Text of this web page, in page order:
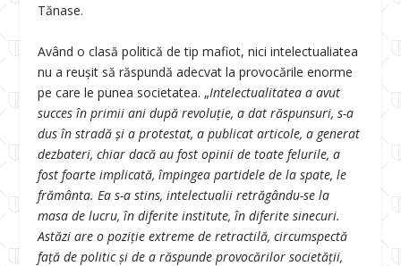
Tănase.
Având o clasă politică de tip mafiot, nici intelectualiatea
nu a reușit să răspundă adecvat la provocările enorme
pe care le punea societatea. „Intelectualitatea a avut
succes în primii ani după revoluție, a dat răspunsuri, s-a
dus în stradă și a protestat, a publicat articole, a generat
dezbateri, chiar dacă au fost opinii de toate felurile, a
fost foarte implicată, împingea partidele de la spate, le
frământa.Ea s-a stins, intelectualii retrăgându-se la
masa de lucru, în diferite institute, în diferite sinecuri.
Astăzi are o poziție extreme de retractilă, circumspectă
față de politic și de a răspunde provocărilor societății,